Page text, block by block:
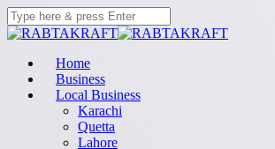
Home
Business
Local Business
Karachi
Quetta
Lahore